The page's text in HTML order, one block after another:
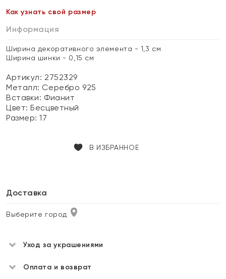
Как узнать свой размер
Информация
Ширина декоративного элемента - 1,3 см
Ширина шинки - 0,15 см
Артикул: 2752329
Металл: Серебро 925
Вставки: Фианит
Цвет:Бесцветный
Размер:17
В ИЗБРАННОЕ
Доставка
Выберите город
Уход за украшениями
Оплата и возврат